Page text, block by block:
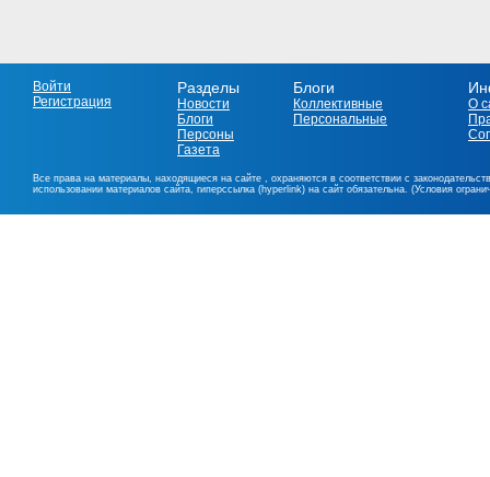
Войти
Регистрация
Разделы
Новости
Блоги
Персоны
Газета
Блоги
Коллективные
Персональные
О
Все права на материалы, находящиеся на сайте , охраняются в соответствии с
использовании материалов сайта, гиперссылка (hyperlink) на сайт обязательна. (Условия